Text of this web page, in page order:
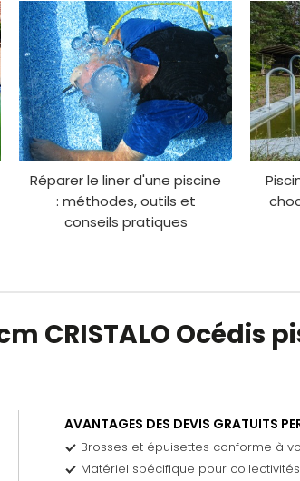
Réparer le liner d'une piscine
: méthodes, outils et
conseils pratiques
CRISTALO Océdis
AVANTAGES DES DEVIS GRATUITS
Brosses et épuisettes conforme à
Matériel spécifique pour